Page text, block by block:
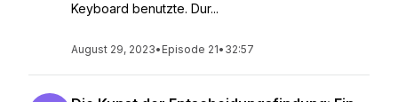
Keyboard benutzte. Dur...
August 29, 2023• Episode 21• 32:57